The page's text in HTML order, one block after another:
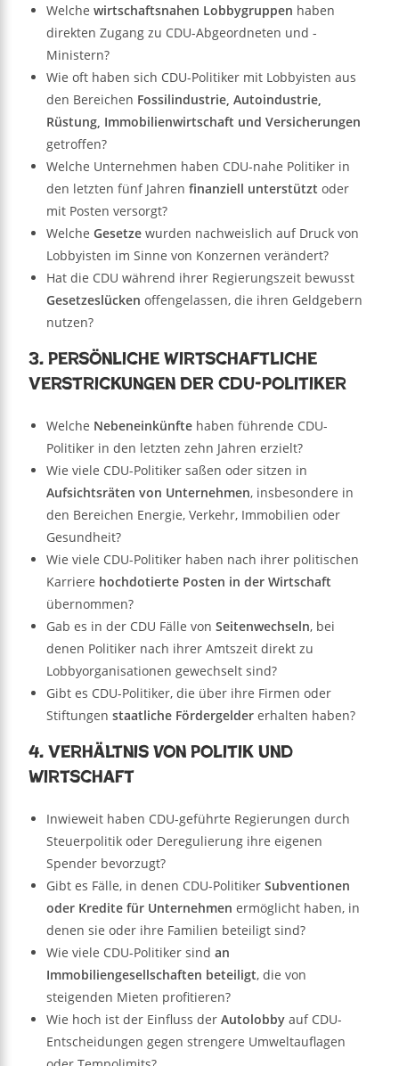
Welchewirtschaftsnahen Lobbygruppen haben
direkten Zugang zu CDU-Abgeordneten und -
Ministern?
Wie oft haben sich CDU-Politiker mit Lobbyisten aus
den Bereichen Fossilindustrie, Autoindustrie,
Rüstung, Immobilienwirtschaft und Versicherungen
getroffen?
Welche Unternehmen haben CDU-nahe Politiker in
den letzten fünf Jahrenfinanziell unterstützt oder
mit Posten versorgt?
WelcheGesetze wurden nachweislich auf Druck von
Lobbyisten im Sinne von Konzernen verändert?
Hat die CDU während ihrer Regierungszeit bewusst
Gesetzeslücken offengelassen, die ihren Geldgebern
nutzen?
3. Persönliche wirtschaftliche
Verstrickungen der CDU-Politiker
Welche Nebeneinkünfte haben führende CDU-
Politiker in den letzten zehn Jahren erzielt?
Wie viele CDU-Politiker saßen oder sitzen in
Aufsichtsräten von Unternehmen, insbesondere in
den Bereichen Energie, Verkehr, Immobilien oder
Gesundheit?
Wie viele CDU-Politiker haben nach ihrer politischen
Karriere hochdotierte Posten in der Wirtschaft
übernommen?
Gab es in der CDU Fälle vonSeitenwechseln, bei
denen Politiker nach ihrer Amtszeit direkt zu
Lobbyorganisationen gewechselt sind?
Gibt es CDU-Politiker, die über ihre Firmen oder
Stiftungenstaatliche Fördergelder erhalten haben?
4. Verhältnis von Politik und
Wirtschaft
Inwieweit haben CDU-geführte Regierungen durch
Steuerpolitik oder Deregulierung ihre eigenen
Spender bevorzugt?
Gibt es Fälle, in denen CDU-PolitikerSubventionen
oder Kredite für Unternehmen ermöglicht haben, in
denen sie oder ihre Familien beteiligt sind?
Wie viele CDU-Politiker sindan
Immobiliengesellschaften beteiligt, die von
steigenden Mieten profitieren?
Wie hoch ist der Einfluss derAutolobby auf CDU-
Entscheidungen gegen strengere Umweltauflagen